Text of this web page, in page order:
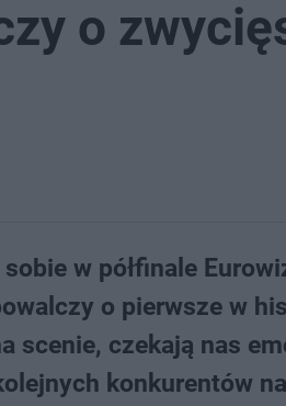
o
w półfinale
o pierwsze w
scenie, czekają nas
konkurentów